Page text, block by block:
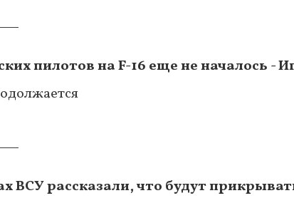
пилотов на F-16 еще не началось -
ВСУ рассказали, что будут